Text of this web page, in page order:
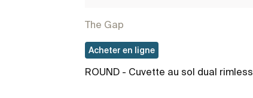
The Gap
Acheter en ligne
ROUND - Cuvette au sol dual rimless